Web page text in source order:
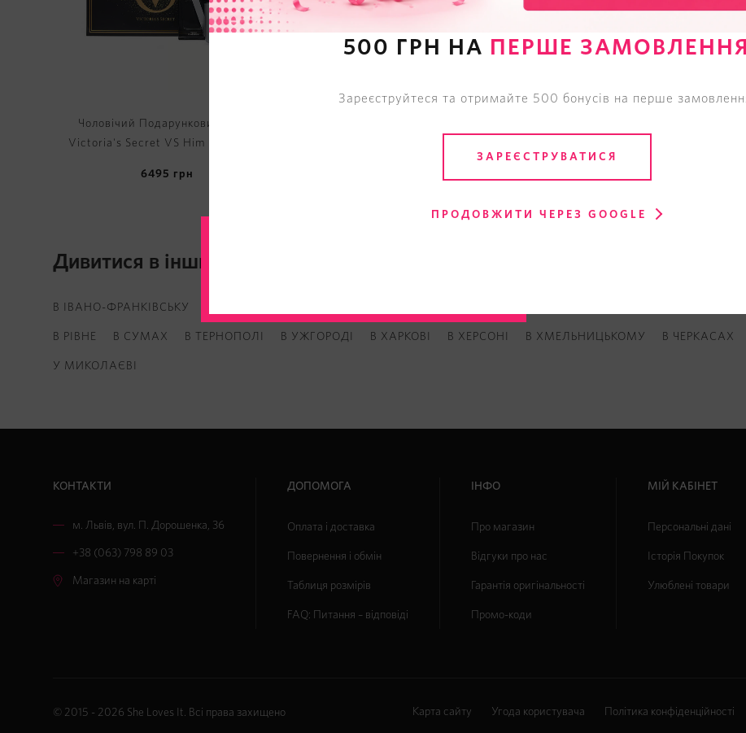
Чоловічий Подарунковий Набір
Victoria's Secret VS Him Platinum 3
6495 грн
Дивитися в інших регіонах
В ІВАНО-ФРАНКІВСЬКУ
В РІВНЕ В СУМАХ В ТЕРНОПОЛІ В УЖГОРОДІ В ХАРКОВІ В ХЕРСОНІ В ХМЕЛЬНИЦЬКОМУ В ЧЕРКАСАХ
У МИКОЛАЄВІ
КОНТАКТИ
м. Львів вул. П. Дорошенка, 36
+38 (063) 798 89 03
Магазин на карті
ДОПОМОГА
Оплата і доставка
Повернення і обмін
Таблиця розмірів
FAQ: Питання – відповіді
ІНФО
Про магазин
Відгуки про нас
Гарантія оригінальності
Промо-коди
МІЙ КАБІНЕТ
Персональні дані
Історія Покупок
Улюблені товари
© 2015 - 2026 She Loves It . Всі права захищено Карта сайту Угода користувача Політика конфіденційності
500 ГРН НА ПЕРШЕ ЗАМОВЛЕННЯ
Зареєструйтеся та отримайте 500 бонусів на перше
ЗАРЕЄСТРУВАТИСЯ
ПРОДОВЖИТИ ЧЕРЕЗ GOOGLE